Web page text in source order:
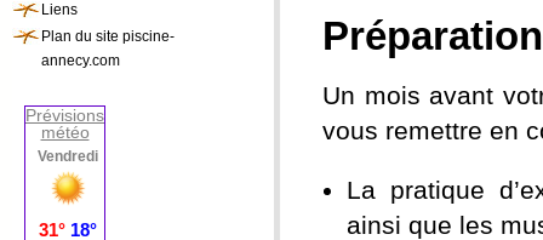
Un mois avant
vous remettre en
La pratique
ainsi que les
Liens
Plan du site piscine-
annecy.com
Prévisions
météo